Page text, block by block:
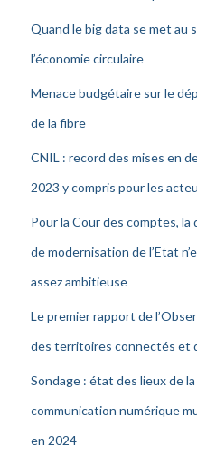
Quand le big data se met au
l’économie circulaire
Menace budgétaire sur le
de la fibre
CNIL : record des mises en
2023 y compris pour les
Pour la Cour des comptes, la
de modernisation de l’Etat
assez ambitieuse
Le premier rapport de
des territoires connectés et
Sondage : état des lieux de la
communication numérique
en 2024